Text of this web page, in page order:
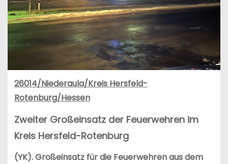
26014/Niederaula/Kreis Hersfeld-
Rotenburg/Hessen
Zweiter Großeinsatz der Feuerwehren im
Kreis Hersfeld-Rotenburg
(YK). Großeinsatz für die Feuerwehren aus dem